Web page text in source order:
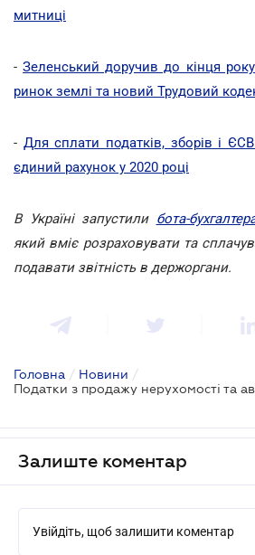
митниці
-Зеленський доручив до кінця
ринок землі та новий Трудовий
- Для сплати податків, зборів і
єдиний рахунок у 2020 році
В Україні запустили бота-
який вміє розраховувати та
подавати звітність в держоргани.
Головна / Новини /
Залиште коментар
Увійдіть, щоб залишити коментар